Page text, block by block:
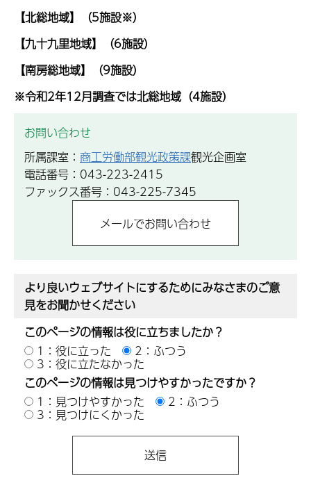
【北総地域】（5施設※）
【九十九里地域】（6施設）
【南房総地域】（9施設）
※令和2年12月調査では北総地域（4施設）
お問い合わせ
所属課室： 商工労働部観光政策課観光企画室
電話番号：043-223-2415
ファックス番号：043-225-7345
より良いウェブサイトにするためにみなさまのご意
見をお聞かせください
このページの情報は役に立ちましたか？
1：役に立った
2：ふつう
3：役に立たなかった
このページの情報は見つけやすかったですか？
1：見つけやすかった
2：ふつう
3：見つけにくかった